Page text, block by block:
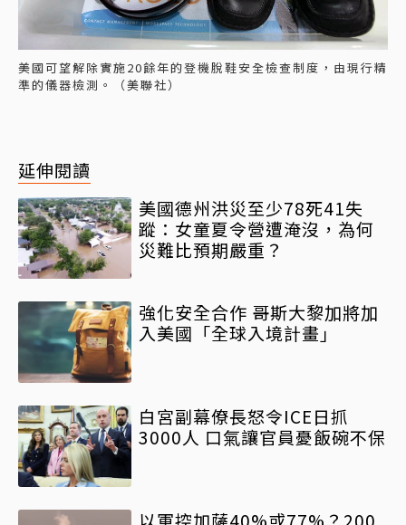
美國可望解除實施20餘年的登機脫鞋安全檢查制度，由現行精
準的儀器檢測。（美聯社）
延伸閱讀
美國德州洪災至少78死41失
蹤：女童夏令營遭淹沒，為何
災難比預期嚴重？
強化安全合作 哥斯大黎加將加
入美國「全球入境計畫」
白宮副幕僚長怒令ICE日抓
3000人 口氣讓官員憂飯碗不保